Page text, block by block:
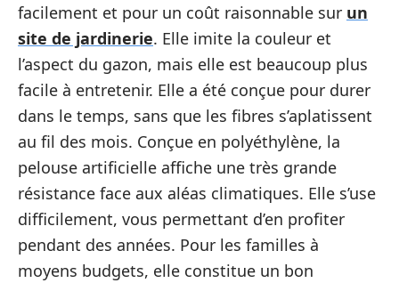
facilement et pour un coût raisonnable sur un
site de jardinerie. Elle imite la couleur et
l’aspect du gazon, mais elle est beaucoup plus
facile à entretenir. Elle a été conçue pour durer
dans le temps, sans que les fibres s’aplatissent
au fil des mois. Conçue en polyéthylène, la
pelouse artificielle affiche une très grande
résistance face aux aléas climatiques. Elle s’use
difficilement, vous permettant d’en profiter
pendant des années. Pour les familles à
moyens budgets, elle constitue un bon